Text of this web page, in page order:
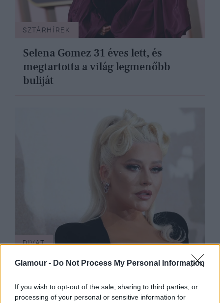
Glamour - Do Not Process My Personal Information
If you wish to opt-out of the sale, sharing to third parties, or
processing of your personal or sensitive information for
SZTÁRHÍREK
Selena Gomez 31 éves lett, és
megtartotta a világ legmenőbb
buliját
DIVAT
Christina Aguilera meztelenruhája
felül is csodásan mutat egy nőn